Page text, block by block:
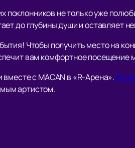
поклонников не только уже
до глубины души и оставляет
Чтобы получить место на
вам комфортное посещение
с MACAN в «R-Арена».
артистом.